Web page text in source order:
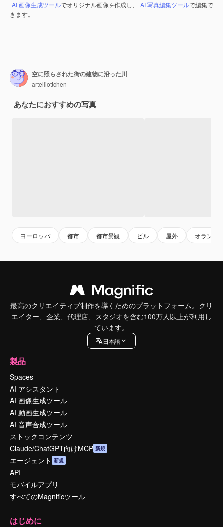
AI 画像生成ツールでオリジナル画像を作成し、 AI 写真編集ツールで編集で
きます。
空に照らされた街の建物に沿った川
artelliottchen
あなたにおすすめの写真
ヨーロッパ 都市 都市景観 ビル 屋外 オランダ
最高のクリエイティブ制作を導くためのプラットフォーム。クリ
エイター、企業、代理店、スタジオを含む100万人以上が利用し
ています。
日本語
製品
Spaces
AI アシスタント
AI 画像生成ツール
AI 動画生成ツール
AI 音声合成ツール
ストックコンテンツ
Claude/ChatGPT向けMCP 新規
エージェント 新規
API
モバイルアプリ
すべてのMagnificツール
はじめに